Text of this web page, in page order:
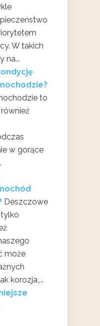
W takich
na...
to
w gorące
Deszczowe
może
korozja,...